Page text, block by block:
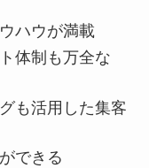
ハウが満載
体制も万全な
も活用した集客
できる